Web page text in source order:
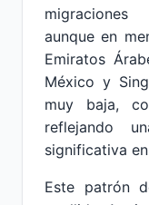
aunque en
Emiratos
México y
muy baja,
reflejando
significativa
Este patrón